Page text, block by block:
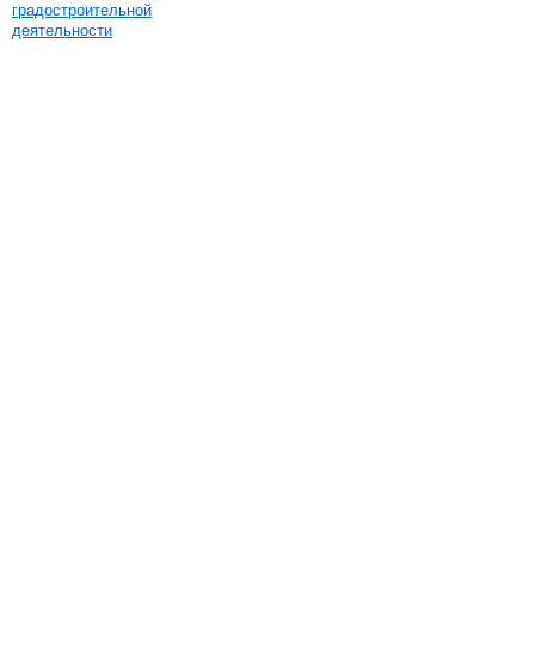
градостроительной
деятельности